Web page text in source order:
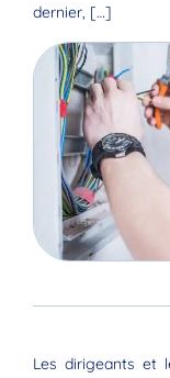
dernier, […]
Les dirigeants et